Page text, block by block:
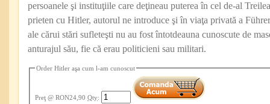
persoanele şi instituţiile care deţineau puterea în cel de-al
prieten cu Hitler, autorul ne introduce şi în viaţa privată a
ale cărui stări sufleteşti nu au fost întotdeauna cunoscute de
anturajul său, fie că erau politicieni sau militari.
Order Hitler aşa cum l-am cunoscut
Preţ @ RON24,90 Qty: